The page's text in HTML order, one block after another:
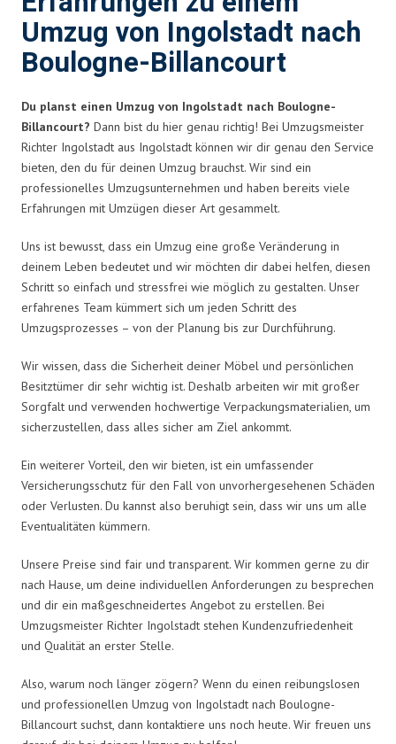
Umzug von Ingolstadt nach
Boulogne-Billancourt
Du planst einen Umzug von Ingolstadt nach Boulogne-
Billancourt? Dann bist du hier genau richtig! Bei Umzugsmeister
Richter Ingolstadt aus Ingolstadt können wir dir genau den Service
bieten, den du für deinen Umzug brauchst. Wir sind ein
professionelles Umzugsunternehmen und haben bereits viele
Erfahrungen mit Umzügen dieser Art gesammelt.
Uns ist bewusst, dass ein Umzug eine große Veränderung in
deinem Leben bedeutet und wir möchten dir dabei helfen, diesen
Schritt so einfach und stressfrei wie möglich zu gestalten. Unser
erfahrenes Team kümmert sich um jeden Schritt des
Umzugsprozesses – von der Planung bis zur Durchführung.
Wir wissen, dass die Sicherheit deiner Möbel und persönlichen
Besitztümer dir sehr wichtig ist. Deshalb arbeiten wir mit großer
Sorgfalt und verwenden hochwertige Verpackungsmaterialien, um
sicherzustellen, dass alles sicher am Ziel ankommt.
Ein weiterer Vorteil, den wir bieten, ist ein umfassender
Versicherungsschutz für den Fall von unvorhergesehenen Schäden
oder Verlusten. Du kannst also beruhigt sein, dass wir uns um alle
Eventualitäten kümmern.
Unsere Preise sind fair und transparent. Wir kommen gerne zu dir
nach Hause, um deine individuellen Anforderungen zu besprechen
und dir ein maßgeschneidertes Angebot zu erstellen. Bei
Umzugsmeister Richter Ingolstadt stehen Kundenzufriedenheit
und Qualität an erster Stelle.
Also, warum noch länger zögern? Wenn du einen reibungslosen
und professionellen Umzug von Ingolstadt nach Boulogne-
Billancourt suchst, dann kontaktiere uns noch heute. Wir freuen uns